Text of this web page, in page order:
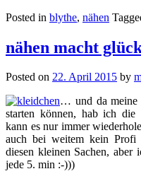
Posted in blythe, nähen
nähen macht
Posted on 22. April 2015 by
… und da meine
starten können, hab ich die
kann es nur immer
auch bei weitem kein
diesen kleinen Sachen, aber
jede 5. min :-)))